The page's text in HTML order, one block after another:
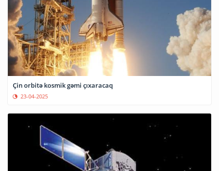
Çin orbitə kosmik gəmi çıxaracaq
23-04-2025